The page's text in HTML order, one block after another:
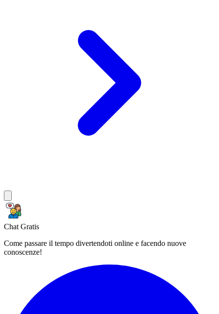
Chat Gratis
Come passare il tempo divertendoti online e facendo nuove
conoscenze!